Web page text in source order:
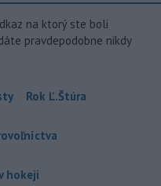
na ktorý ste boli
pravdepodobne nikdy
Rok Ľ.Štúra
hokeji